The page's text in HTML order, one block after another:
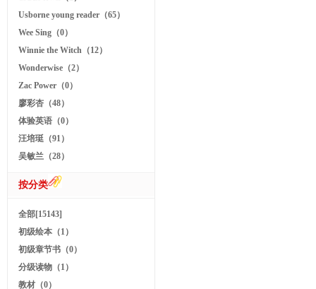
Usborne young reader（65）
Wee Sing（0）
Winnie the Witch（12）
Wonderwise（2）
Zac Power（0）
廖彩杏（48）
体验英语（0）
汪培珽（91）
吴敏兰（28）
按分类
全部[15143]
初级绘本（1）
初级章节书（0）
分级读物（1）
教材（0）